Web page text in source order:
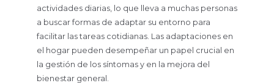
actividades diarias, lo que lleva a muchas personas
a buscar formas de adaptar su entorno para
facilitar las tareas cotidianas. Las adaptaciones en
el hogar pueden desempeñar un papel crucial en
la gestión de los síntomas y en la mejora del
bienestar general.